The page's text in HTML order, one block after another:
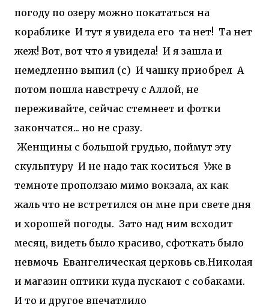
погоду по озеру можно покататься на
кораблике И тут я увидела его та нет! Та нет
жеж! Вот, вот что я увидела! И я зашла и
немедленно выпил (с) И чашку приобрел А
потом пошла навстречу с Аллой, не
переживайте, сейчас стемнеет и фотки
закончатся... но не сразу.
Женщины с большой грудью, поймут эту
скульптуру И не надо так коситься Уже в
темноте проползаю мимо вокзала, ах как
жаль что не встретился он мне при свете дня
и хорошей погоды. Зато над ним всходит
месяц, видеть было красиво, сфоткать было
невмочь Евангелическая церковь св.Николая
и магазин оптики куда пускают с собаками.
И то и другое впечатлило